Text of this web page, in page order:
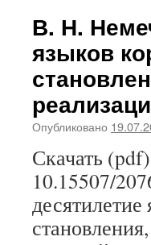
В. Н.
языков
Опубликовано
Скачать
10.15507/